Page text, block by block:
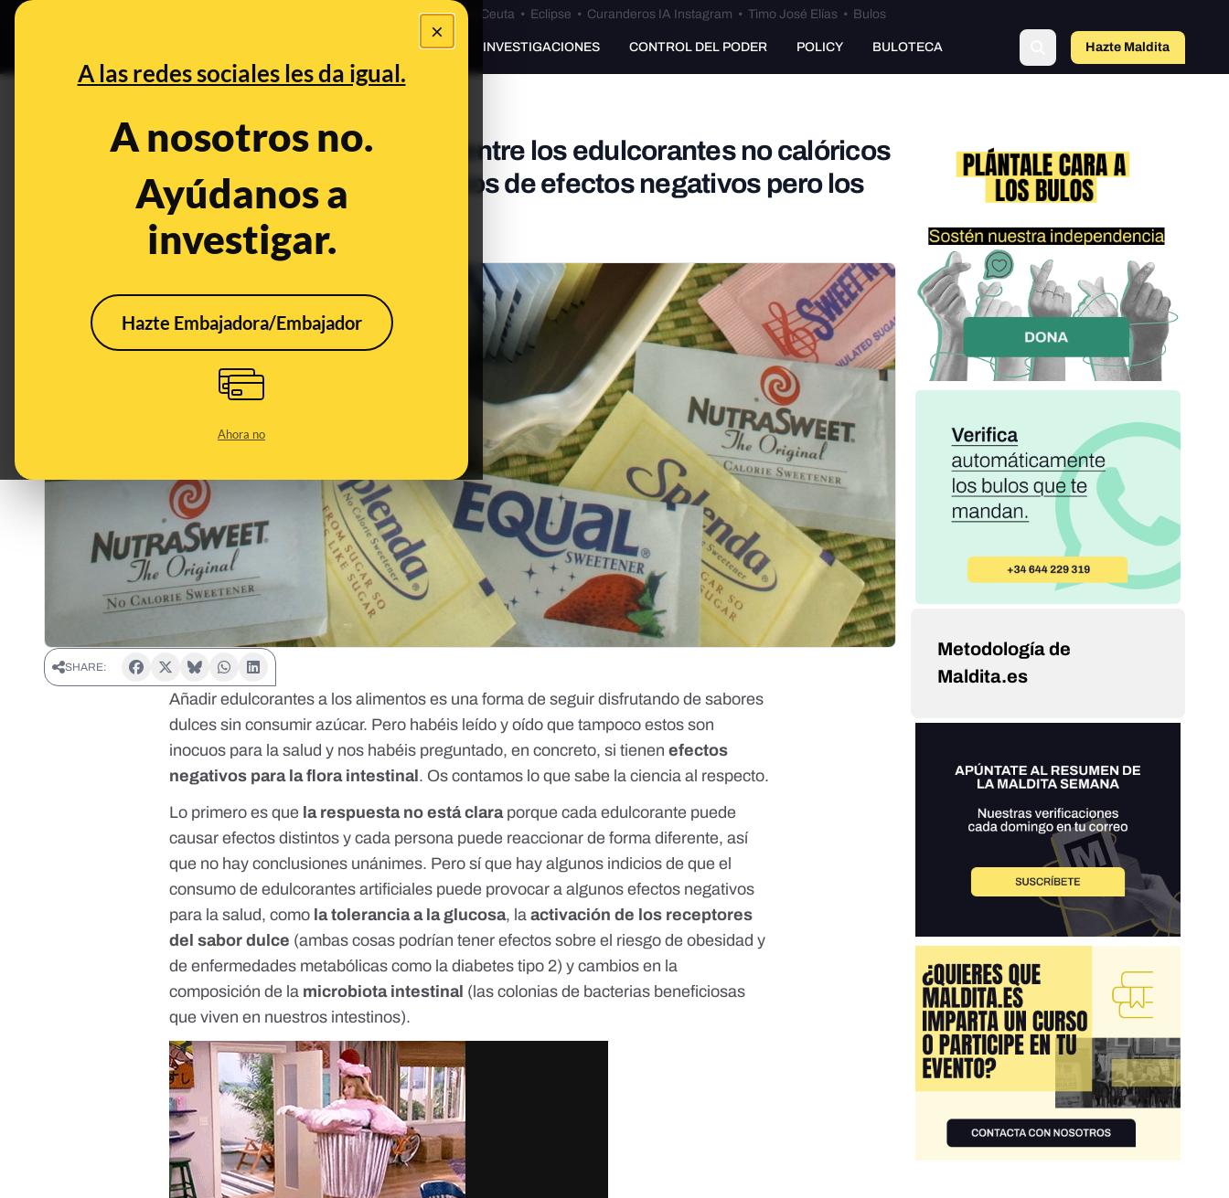
×
A las redes sociales les da igual.
A nosotros no.
Ayúdanos a
investigar.
Hazte Embajadora/Embajador
Ahora no
Especial Ceuta•Bulos Ceuta • Eclipse • Curanderos IA Instagram • Timo José Elías • Bulos
PREBUNKING INVESTIGACIONES CONTROL DEL PODER POLICY BULOTECA Hazte Maldita
Lo que sabemos sobre la relación entre los edulcorantes no calóricos
y la microbiota intestinal: hay indicios de efectos negativos pero los
estudios son aun preliminares
Sep 5, 2019, 8:36:41 AM
SHARE:
Añadir edulcorantes a los alimentos es una forma de seguir disfrutando de sabores
dulces sin consumir azúcar. Pero habéis leído y oído que tampoco estos son
inocuos para la salud y nos habéis preguntado, en concreto, si tienenefectos
negativos para la flora intestinal. Os contamos lo que sabe la ciencia al respecto.
Lo primero es que la respuesta no está claraporque cada edulcorante puede
causar efectos distintos y cada persona puede reaccionar de forma diferente, así
que no hay conclusiones unánimes. Pero sí que hay algunos indicios de que el
consumo de edulcorantes artificiales puede provocar a algunos efectos negativos
para la salud, como la tolerancia a la glucosa, laactivación de los receptores
del sabor dulce (ambas cosas podrían tener efectos sobre el riesgo de obesidad y
de enfermedades metabólicas como la diabetes tipo 2) y cambios en la
composición de la microbiota intestinal (las colonias de bacterias beneficiosas
que viven en nuestros intestinos).
Metodología de
Maldita.es